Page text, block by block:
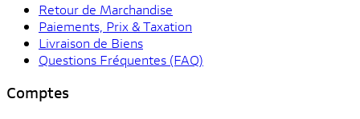
Retour de Marchandise
Paiements, Prix & Taxation
Livraison de Biens
Questions Fréquentes (FAQ)
Comptes